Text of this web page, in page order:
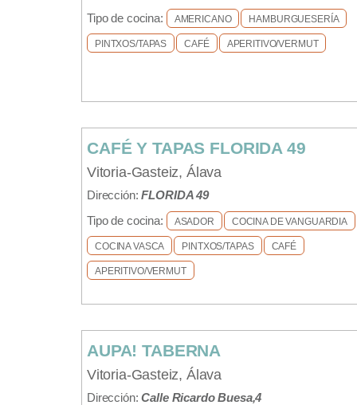
Tipo de cocina:
AMERICANO HAMBURGUESERÍA
PINTXOS/TAPAS CAFÉ APERITIVO/VERMUT
CAFÉ Y TAPAS FLORIDA 49
Vitoria-Gasteiz, Álava
Dirección:FLORIDA 49
Tipo de cocina:
ASADOR COCINA DE VANGUARDIA
COCINA VASCA PINTXOS/TAPAS CAFÉ
APERITIVO/VERMUT
AUPA! TABERNA
Vitoria-Gasteiz, Álava
Dirección:Calle Ricardo Buesa,4